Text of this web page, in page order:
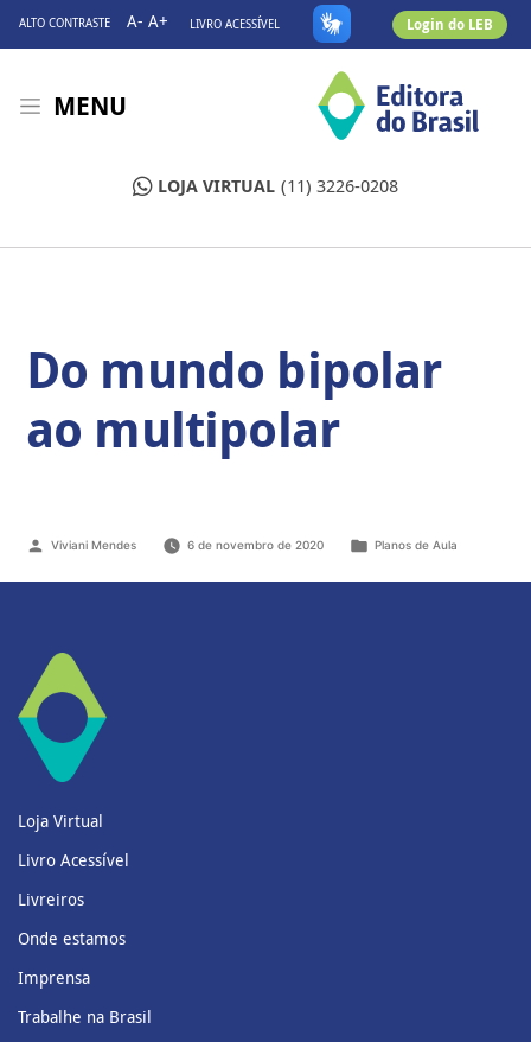
ALTO CONTRASTE A- A+ LIVRO ACESSÍVEL Login do LEB
MENU
LOJA VIRTUAL (11) 3226-0208
Do mundo bipolar
ao multipolar
Viviani Mendes 6 de novembro de 2020 Planos de Aula
Loja Virtual
Livro Acessível
Livreiros
Onde estamos
Imprensa
Trabalhe na Brasil